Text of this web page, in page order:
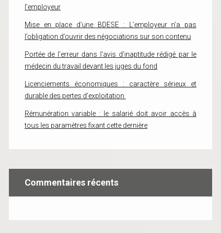
l’employeur
Mise en place d’une BDESE : L’employeur n’a pas
l’obligation d’ouvrir des négociations sur son contenu
Portée de l’erreur dans l’avis d’inaptitude rédigé par le
médecin du travail devant les juges du fond
Licenciements économiques : caractère sérieux et
durable des pertes d’exploitation
Rémunération variable : le salarié doit avoir accès à
tous les paramètres fixant cette dernière
Commentaires récents